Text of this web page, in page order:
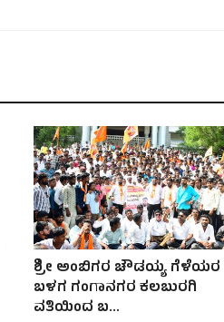
ಶ್ರೀ ಅಂಬಿಗರ ಚೌಡಯ್ಯ ಗೆಳೆಯರ
ಬಳಗ ಗಂಗಾನಗರ ಕಲಬುರಗಿ
ವತಿಯಿಂದ ಬ...